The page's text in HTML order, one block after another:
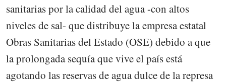
sanitarias por la calidad del agua -con altos
niveles de sal- que distribuye la empresa estatal
Obras Sanitarias del Estado (OSE) debido a que
la prolongada sequía que vive el país está
agotando las reservas de agua dulce de la represa